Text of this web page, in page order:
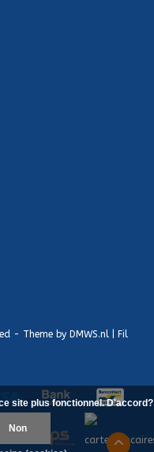
- Theme by DMWS.nl Fil
site plus fonctionnel. D'accord?
Non